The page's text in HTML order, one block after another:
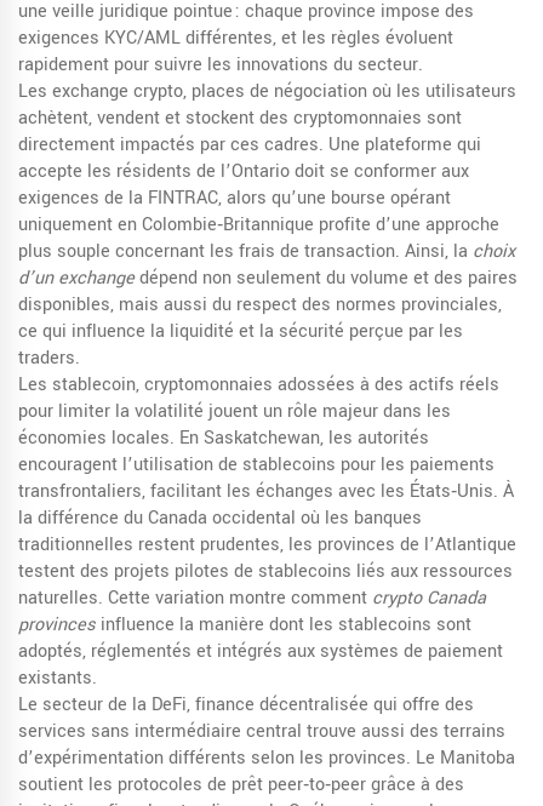
une veille juridique pointue : chaque province impose des
exigences KYC/AML différentes, et les règles évoluent
rapidement pour suivre les innovations du secteur.
Les exchange crypto, places de négociation où les utilisateurs
achètent, vendent et stockent des cryptomonnaies sont
directement impactés par ces cadres. Une plateforme qui
accepte les résidents de l’Ontario doit se conformer aux
exigences de la FINTRAC, alors qu’une bourse opérant
uniquement en Colombie‑Britannique profite d’une approche
plus souple concernant les frais de transaction. Ainsi, la choix
d’un exchangedépend non seulement du volume et des paires
disponibles, mais aussi du respect des normes provinciales,
ce qui influence la liquidité et la sécurité perçue par les
traders.
Les stablecoin,cryptomonnaies adossées à des actifs réels
pour limiter la volatilité jouent un rôle majeur dans les
économies locales. En Saskatchewan, les autorités
encouragent l’utilisation de stablecoins pour les paiements
transfrontaliers, facilitant les échanges avec les États‑Unis. À
la différence du Canada occidental où les banques
traditionnelles restent prudentes, les provinces de l’Atlantique
testent des projets pilotes de stablecoins liés aux ressources
naturelles. Cette variation montre comment crypto Canada
provinces influence la manière dont les stablecoins sont
adoptés, réglementés et intégrés aux systèmes de paiement
existants.
Le secteur de la DeFi,finance décentralisée qui offre des
services sans intermédiaire central trouve aussi des terrains
d’expérimentation différents selon les provinces. Le Manitoba
soutient les protocoles de prêt peer‑to‑peer grâce à des